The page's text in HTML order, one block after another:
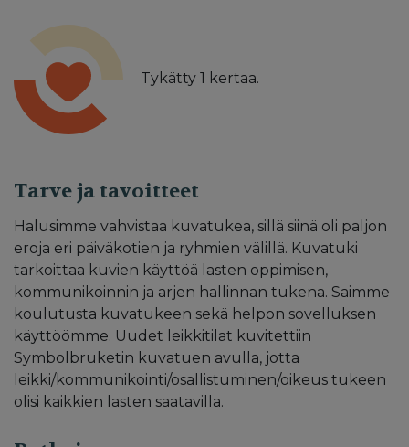
Tykätty 1 kertaa.
Tarve ja tavoitteet
Halusimme vahvistaa kuvatukea, sillä siinä oli paljon
eroja eri päiväkotien ja ryhmien välillä. Kuvatuki
tarkoittaa kuvien käyttöä lasten oppimisen,
kommunikoinnin ja arjen hallinnan tukena. Saimme
koulutusta kuvatukeen sekä helpon sovelluksen
käyttöömme. Uudet leikkitilat kuvitettiin
Symbolbruketin kuvatuen avulla, jotta
leikki/kommunikointi/osallistuminen/oikeus tukeen
olisi kaikkien lasten saatavilla.